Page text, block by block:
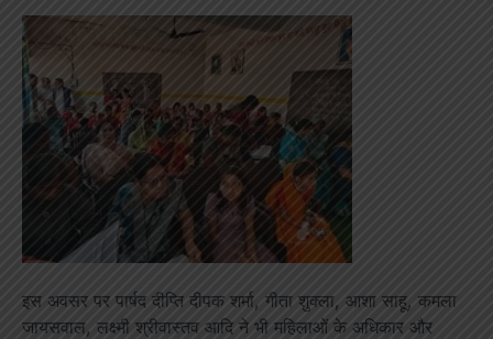
इस अवसर पर पार्षद दीप्ति दीपक शर्मा, गीता शुक्ला, आशा साहू, कमला
जायसवाल, लक्ष्मी श्रीवास्तव आदि ने भी महिलाओं के अधिकार और